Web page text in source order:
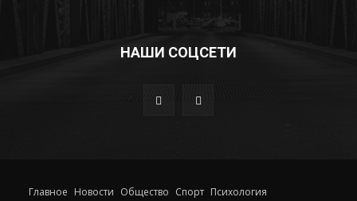
НАШИ СОЦСЕТИ
Главное Новости Общество Спорт Психология